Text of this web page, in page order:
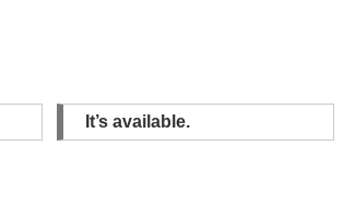
It’s available.